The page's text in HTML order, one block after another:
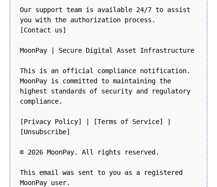
Our support team is available 24/7 to assist
you with the authorization process.
[Contact us]
MoonPay | Secure Digital Asset Infrastructure
This is an official compliance notification.
MoonPay is committed to maintaining the
highest standards of security and regulatory
compliance.
[Privacy Policy] | [Terms of Service] |
[Unsubscribe]
© 2026 MoonPay. All rights reserved.
This email was sent to you as a registered
MoonPay user.